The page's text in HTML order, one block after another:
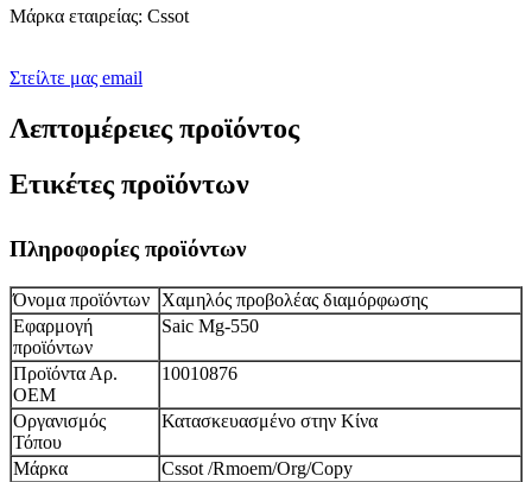
Μάρκα εταιρείας: Cssot
Στείλτε μας email
Λεπτομέρειες προϊόντος
Ετικέτες προϊόντων
Πληροφορίες προϊόντων
Όνομα προϊόντων
Χαμηλός προβολέας διαμόρφωσης
Εφαρμογή
προϊόντων
Saic Mg-550
Προϊόντα Αρ.
ΟΕΜ
10010876
Οργανισμός
Τόπου
Κατασκευασμένο στην Κίνα
Μάρκα
Cssot /Rmoem/Org/Copy